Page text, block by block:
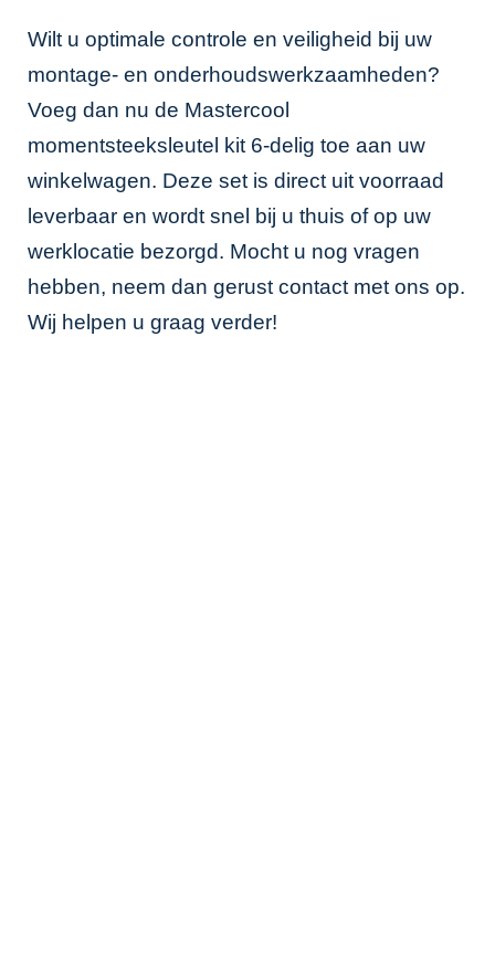
Wilt u optimale controle en veiligheid bij uw
montage- en onderhoudswerkzaamheden?
Voeg dan nu de Mastercool
momentsteeksleutel kit 6-delig toe aan uw
winkelwagen. Deze set is direct uit voorraad
leverbaar en wordt snel bij u thuis of op uw
werklocatie bezorgd. Mocht u nog vragen
hebben, neem dan gerust contact met ons op.
Wij helpen u graag verder!